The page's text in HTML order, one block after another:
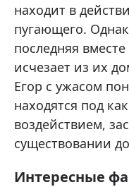
находит в
пугающего.
последняя
исчезает из их
Егор с ужасом
находятся под
воздействием,
существовании
Интересные